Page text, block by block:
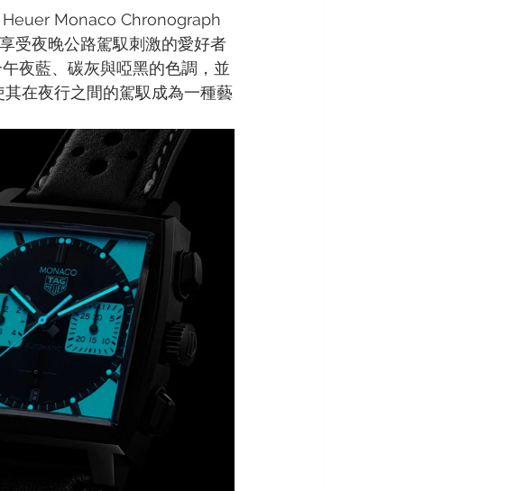
Heuer Monaco Chronograph
受夜晚公路駕馭刺激的愛好者
夜藍、碳灰與啞黑的色調，並
在夜行之間的駕馭成為一種藝